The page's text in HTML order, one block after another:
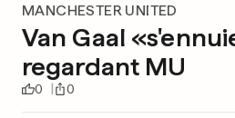
MANCHESTER UNITED
Van Gaal
regardant MU
0 0